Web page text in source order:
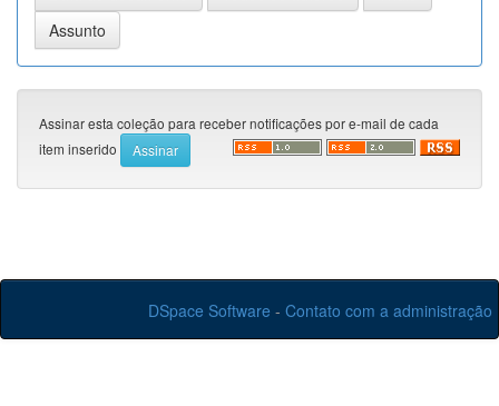
Assinar esta coleção para receber notificações por e-mail de cada
item inserido
DSpace Software - Contato com a administração